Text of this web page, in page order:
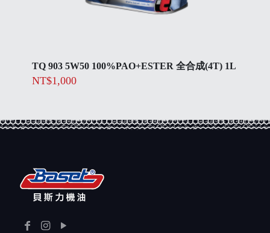
TQ 903 5W50 100%PAO+ESTER 全合成(4T) 1L
NT$1,000